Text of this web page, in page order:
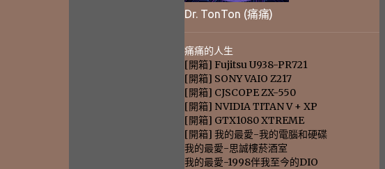
Dr. TonTon (痛痛)
痛痛的人生
[開箱] Fujitsu U938-PR721
[開箱] SONY VAIO Z217
[開箱] CJSCOPE ZX-550
[開箱] NVIDIA TITAN V + XP
[開箱] GTX1080 XTREME
[開箱] 我的最愛-我的電腦和硬碟
我的最愛-思誠樓菸酒室
我的最愛-1998伴我至今的DIO